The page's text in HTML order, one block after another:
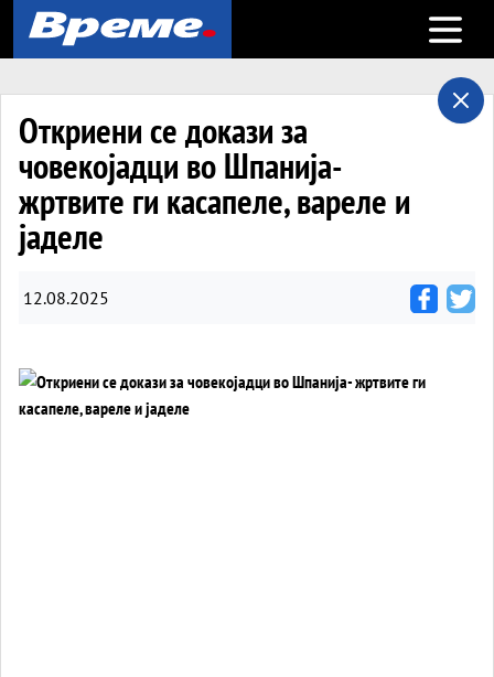
Open
Откриени се докази за
човекојадци во Шпанија-
жртвите ги касапеле, вареле и
јаделе
12.08.2025